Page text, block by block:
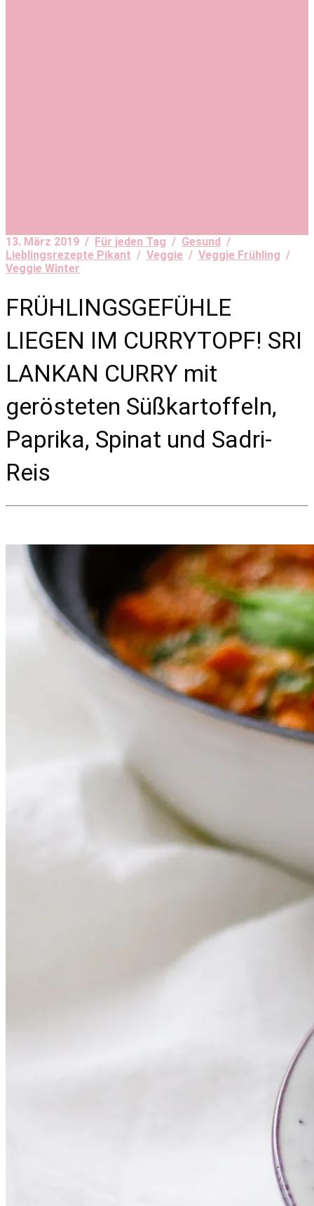
13. März 2019 / Für jeden Tag / Gesund /
Lieblingsrezepte Pikant / Veggie / Veggie Frühling /
Veggie Winter
FRÜHLINGSGEFÜHLE
LIEGEN IM CURRYTOPF! SRI
LANKAN CURRY mit
gerösteten Süßkartoffeln,
Paprika, Spinat und Sadri-
Reis